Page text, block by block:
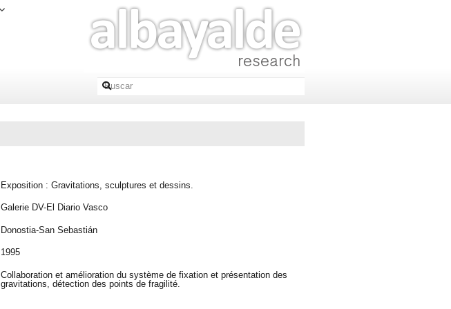
Exposition : Gravitations, sculptures et dessins.
Galerie DV-El Diario Vasco
Donostia-San Sebastián
1995
Collaboration et amélioration du système de fixation et présentation des
gravitations, détection des points de fragilité.